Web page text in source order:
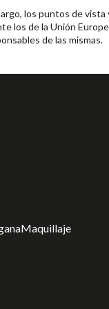
los puntos de
de la Unión
de las mismas.
Maquillaje